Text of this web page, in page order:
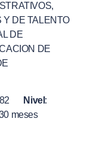
Y DE TALENTO
DE
DE
Nivel :
meses